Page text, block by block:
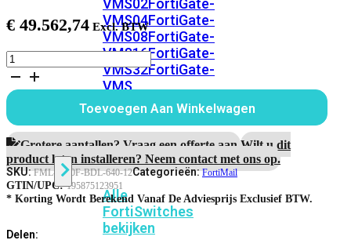
VMS02FortiGate-
VMS04FortiGate-
VMS08FortiGate-
VMS16FortiGate-
VMS32FortiGate-
VMS
Unlimited
Switch
Alle
FortiSwitches
bekijken
€ 49.562,74
FortiMail-
2000F
Hardware
1
jaar
FortiCare
Premium
and
FortiGuard
Base
Bundle
Toevoegen Aan Winkelwagen
Grotere aantallen? Vraag een offerte aan.Wilt u dit
product laten installeren? Neem contact met ons op.
SKU:FML-2000F-BDL-640-12Categorieën:FortiMail
GTIN/UPC:195875123951
* Korting Wordt Berekend Vanaf De Adviesprijs Exclusief BTW.
Delen: